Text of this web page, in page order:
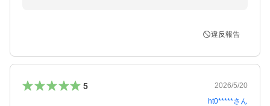
違反報告
5
2026/5/20
ht0*****さん